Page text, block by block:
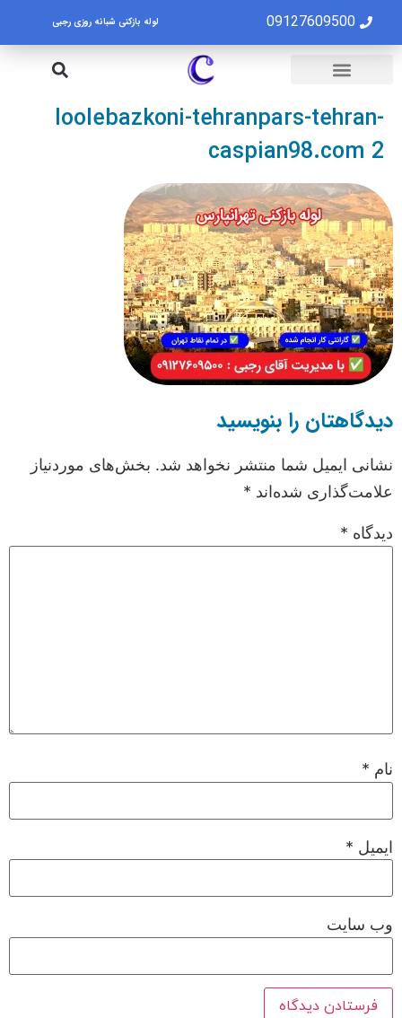
09127609500 لوله بازکنی شبانه روزی رجبی
loolebazkoni-tehranpars-tehran-
caspian98.com 2
دیدگاهتان را بنویسید
نشانی ایمیل شما منتشر نخواهد شد. بخش‌های موردنیاز
علامت‌گذاری شده‌اند *
دیدگاه *
نام *
ایمیل *
وب‌ سایت